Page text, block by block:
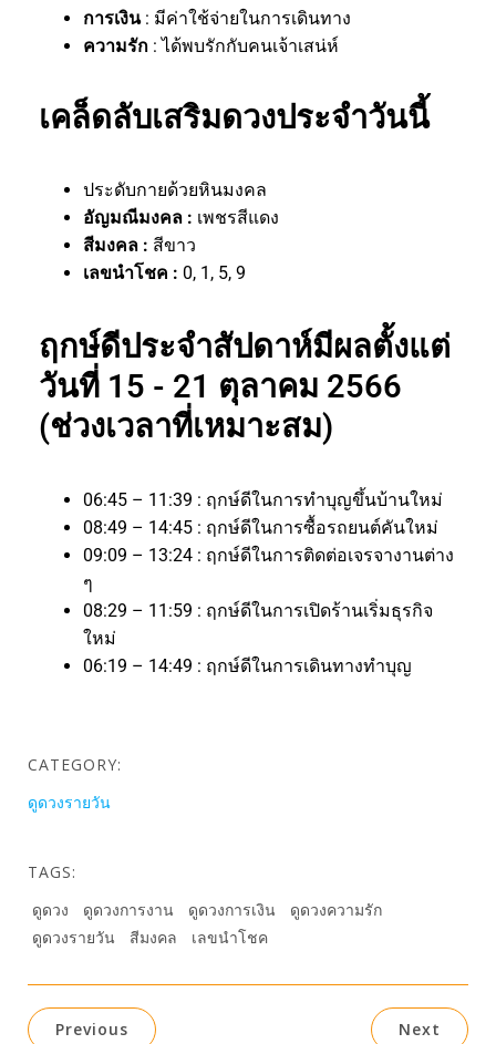
การเงิน : มีค่าใช้จ่ายในการเดินทาง
ความรัก : ได้พบรักกับคนเจ้าเสน่ห์
เคล็ดลับเสริมดวงประจำวันนี้
ประดับกายด้วยหินมงคล
อัญมณีมงคล : เพชรสีแดง
สีมงคล : สีขาว
เลขนำโชค : 0, 1, 5, 9
ฤกษ์ดีประจำสัปดาห์มีผลตั้งแต่
วันที่ 15 - 21 ตุลาคม 2566
(ช่วงเวลาที่เหมาะสม)
06:45 – 11:39 : ฤกษ์ดีในการทำบุญขึ้นบ้านใหม่
08:49 – 14:45 : ฤกษ์ดีในการซื้อรถยนต์คันใหม่
09:09 – 13:24 : ฤกษ์ดีในการติดต่อเจรจางานต่าง
ๆ
08:29 – 11:59 : ฤกษ์ดีในการเปิดร้านเริ่มธุรกิจ
ใหม่
06:19 – 14:49 : ฤกษ์ดีในการเดินทางทำบุญ
CATEGORY:
ดูดวงรายวัน
TAGS:
ดูดวง
ดูดวงการงาน ดูดวงการเงิน
ดูดวงความรัก
ดูดวงรายวัน
สีมงคล เลขนำโชค
Previous Next